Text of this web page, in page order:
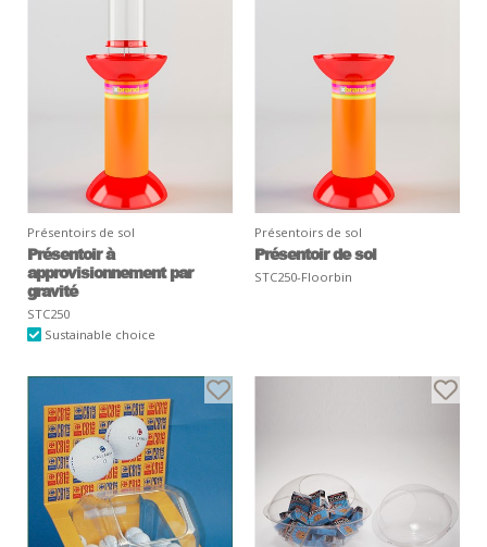
Présentoirs de sol
Présentoir à
approvisionnement par
gravité
STC250
Sustainable choice
Présentoirs de sol
Présentoir de sol
STC250-Floorbin